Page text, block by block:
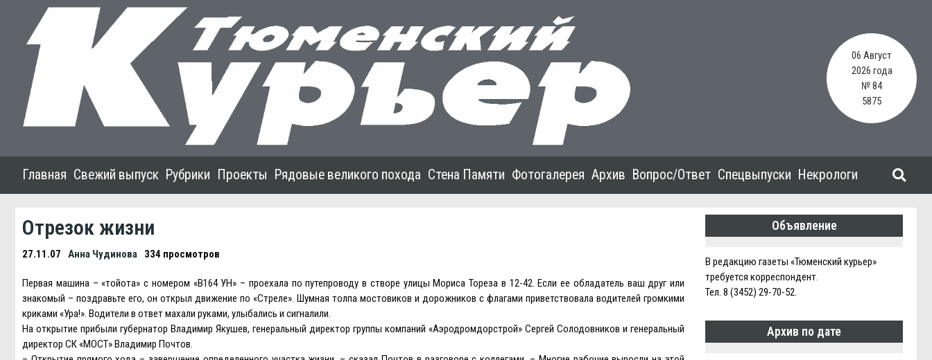
06 Август
2026 года
№ 84
5875
Главная Свежий выпуск Рубрики Проекты Рядовые великого похода Стена Памяти Фотогалерея Архив Вопрос/Ответ Спецвыпуски Некрологи
Отрезок жизни
27.11.07 Анна Чудинова 334 просмотров
Первая машина – «тойота» с номером «В164 УН» – проехала по путепроводу в створе улицы Мориса Тореза в 12-42. Если ее обладатель ваш друг или
знакомый – поздравьте его, он открыл движение по «Стреле». Шумная толпа мостовиков и дорожников с флагами приветствовала водителей громкими
криками «Ура!». Водители в ответ махали руками, улыбались и сигналили.
На открытие прибыли губернатор Владимир Якушев, генеральный директор группы компаний «Аэродромдорстрой» Сергей Солодовников и генеральный
директор СК «МОСТ» Владимир Почтов.
Объявление
В редакцию газеты «Тюменский курьер»
требуется корреспондент.
Тел. 8 (3452) 29-70-52.
Архив по дате